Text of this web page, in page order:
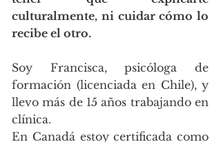
culturalmente, ni cuidar cómo lo
recibe el otro.
Soy Francisca, psicóloga de
formación (licenciada en Chile), y
llevo más de 15 años trabajando en
clínica.
En Canadá estoy certificada como